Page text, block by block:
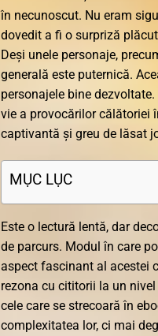
în necunoscut. Nu eram
dovedit a fi o surpriză
Deși unele personaje,
generală este puternică.
personajele bine
vie a provocărilor călătoriei
captivantă și greu de lăsat
MỤC LỤC
Este o lectură lentă, dar
de parcurs. Modul în care
aspect fascinant al acestei
rezona cu cititorii la un
cele care se strecoară în
complexitatea lor, ci mai